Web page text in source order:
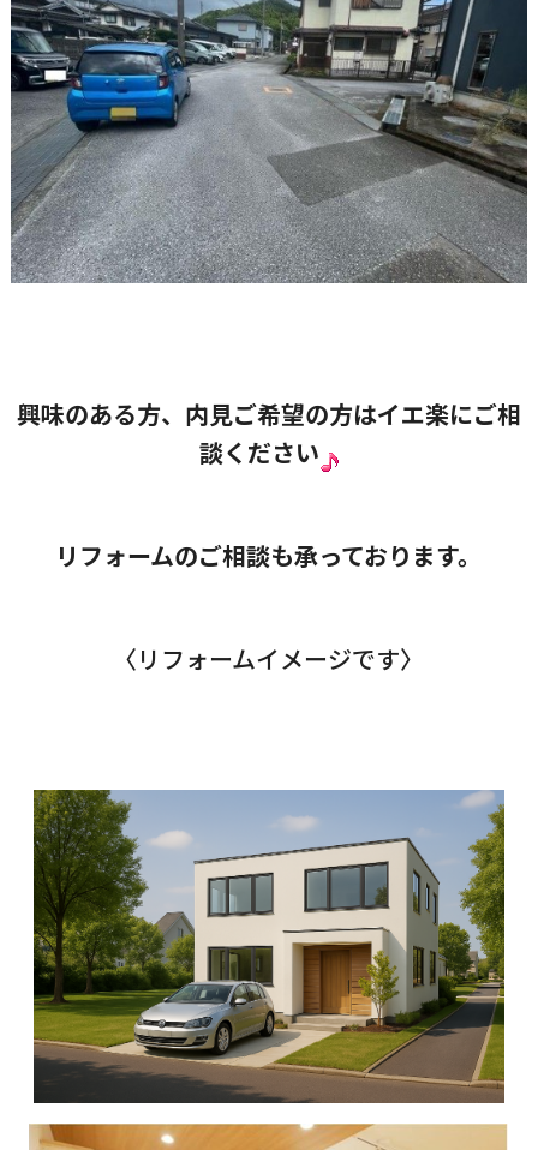
興味のある方、内見ご希望の方はイエ楽にご相
談ください
リフォームのご相談も承っております。
〈リフォームイメージです〉